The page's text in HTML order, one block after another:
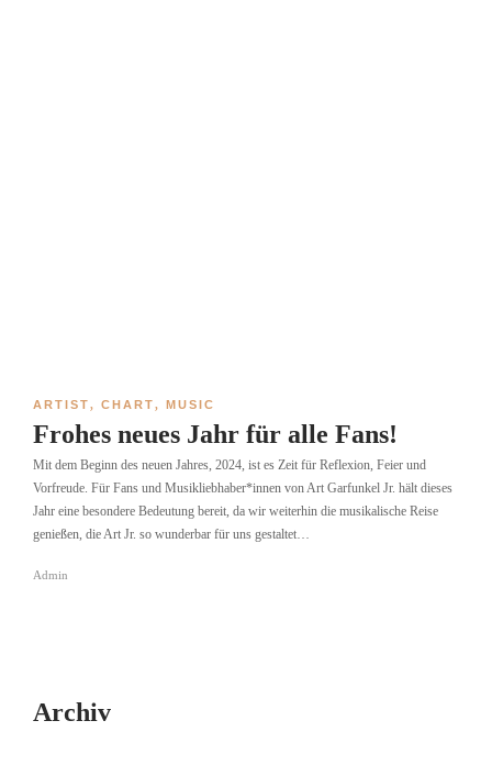
ARTIST, CHART, MUSIC
Frohes neues Jahr für alle Fans!
Mit dem Beginn des neuen Jahres, 2024, ist es Zeit für Reflexion, Feier und
Vorfreude. Für Fans und Musikliebhaber*innen von Art Garfunkel Jr. hält dieses
Jahr eine besondere Bedeutung bereit, da wir weiterhin die musikalische Reise
genießen, die Art Jr. so wunderbar für uns gestaltet…
Admin
Archiv